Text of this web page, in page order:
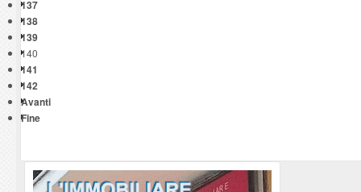
137
138
139
140
141
142
Avanti
Fine